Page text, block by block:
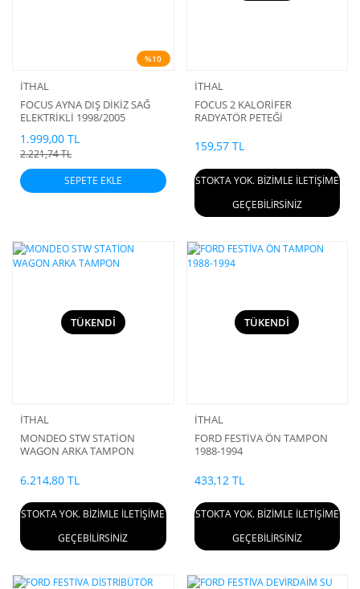
%10
İTHAL
FOCUS AYNA DIŞ DİKİZ SAĞ
ELEKTRİKLİ 1998/2005
1.999,00 TL
2.221,74 TL
SEPETE EKLE
İTHAL
FOCUS 2 KALORİFER
RADYATÖR PETEĞİ
159,57 TL
STOKTA YOK. BİZİMLE İLETİŞİME
GEÇEBİLİRSİNİZ
TÜKENDİ
İTHAL
MONDEO STW STATİON
WAGON ARKA TAMPON
6.214,80 TL
STOKTA YOK. BİZİMLE İLETİŞİME
GEÇEBİLİRSİNİZ
TÜKENDİ
İTHAL
FORD FESTİVA ÖN TAMPON
1988-1994
433,12 TL
STOKTA YOK. BİZİMLE İLETİŞİME
GEÇEBİLİRSİNİZ